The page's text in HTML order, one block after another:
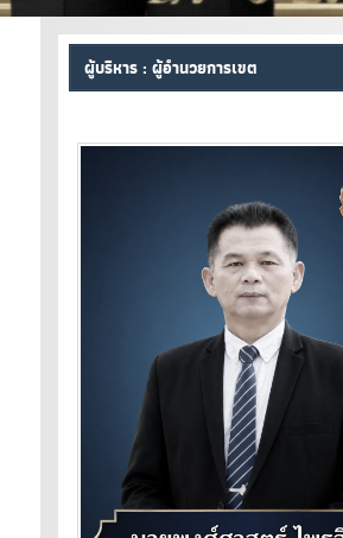
ผู้บริหาร : ผู้อำนวยการเขต